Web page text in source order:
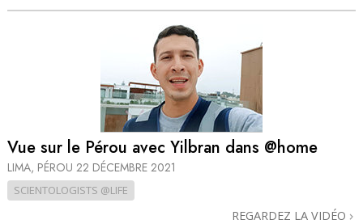
Vue sur le Pérou avec Yilbran dans @home
LIMA, PÉROU 22 DÉCEMBRE 2021
SCIENTOLOGISTS @LIFE
REGARDEZ LA VIDÉO